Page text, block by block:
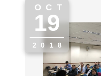
OCT
19
2018
" alt="">